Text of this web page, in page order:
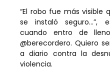
“El robo fue más visible
se instaló seguro…”,
cuando entro de
@berecordero. Quiero
a diario contra la
violencia.